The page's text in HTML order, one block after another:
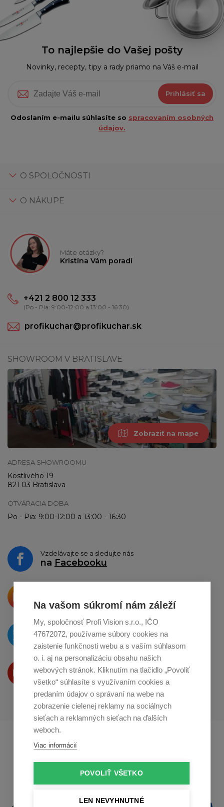
Na vašom súkromí nám záleží
My, spoločnosť Profi Vision s.r.o., IČO
47672072, používame súbory cookies na
zaistenie funkčnosti webu a s vaším súhlasom
o. i. aj na personalizáciu obsahu našich
webových stránok. Kliknutím na tlačidlo „Povoliť
všetko“ súhlasíte s využívaním cookies a
predaním údajov o správaní na webe na
zobrazenie cielenej reklamy na sociálnych
sieťach a reklamných sieťach na ďalších
weboch.
Viac informácií
POVOLIŤ VŠETKO
LEN NEVYHNUTNÉ
To najlepšie do Vašej pošty
Novinky, recepty, tipy a rady priamo na Váš e-mail
Prihlásiť sa
Odoslaním e-mailu súhlasíte so spracovaním osobných
údajov.
O SPOLOČNOSTI
O NÁKUPE
Máte otázky?
Kristína Vám poradí
+421 2 800 12 333
(Po - Pia: 9:00-12:00 a 13:00 - 16:30)
profikuchar@profikuchar.sk
SHOWROOM V BRATISLAVE
Zobraziť na mape
ADRESA SHOWROOMU
Kostlivého 19
821 03 Bratislava
OTVÁRACIA DOBA
Po - Pia: 9:00-12:00 a 13:00 - 16:30
Vzdelávajte se a sledujte nás
na Facebooku
o zdieľanie naInstagrame
O novinkách píšeme
naTwitteri
Produkty Vám predstavujeme
na Youtube
Profikuchař.cz